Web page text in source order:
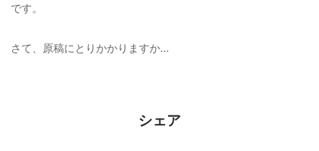
です。
さて、原稿にとりかかりますか…
シェア